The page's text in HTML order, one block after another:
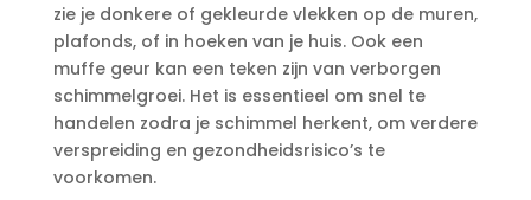
zie je donkere of gekleurde vlekken op de muren,
plafonds, of in hoeken van je huis.​ Ook een
muffe geur kan een teken zijn van verborgen
schimmelgroei.​ Het is essentieel om snel te
handelen zodra je schimmel herkent, om verdere
verspreiding en gezondheidsrisico’s te
voorkomen.​